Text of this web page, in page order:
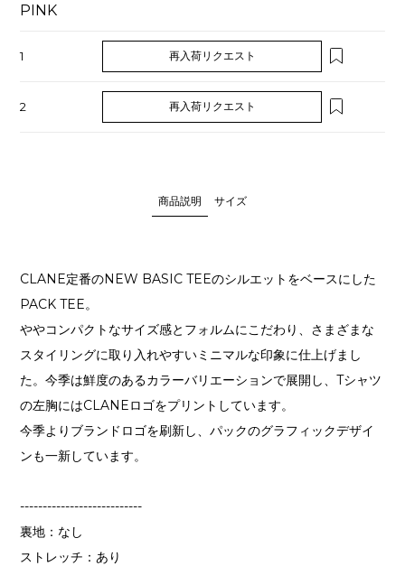
PINK
1 再入荷リクエスト
2 再入荷リクエスト
商品説明 サイズ
CLANE定番のNEW BASIC TEEのシルエットをベースにした
PACK TEE。
ややコンパクトなサイズ感とフォルムにこだわり、さまざまな
スタイリングに取り入れやすいミニマルな印象に仕上げまし
た。今季は鮮度のあるカラーバリエーションで展開し、Tシャツ
の左胸にはCLANEロゴをプリントしています。
今季よりブランドロゴを刷新し、パックのグラフィックデザイ
ンも一新しています。
---------------------------
裏地：なし
ストレッチ：あり